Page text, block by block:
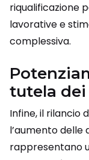
riqualificazione
lavorative e
complessiva.
tutela
Infine, il rilancio
l’aumento delle
rappresentano